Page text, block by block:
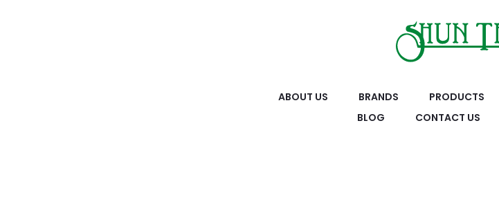
ABOUT US BRANDS PRODUCTS
BLOG
CONTACT US